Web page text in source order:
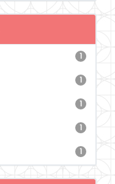
1
1
1
1
1